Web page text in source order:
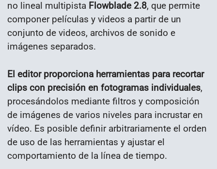
no lineal multipista Flowblade 2.8, que permite
componer películas y videos a partir de un
conjunto de videos, archivos de sonido e
imágenes separados.
El editor proporciona herramientas para recortar
clips con precisión en fotogramas individuales,
procesándolos mediante filtros y composición
de imágenes de varios niveles para incrustar en
vídeo. Es posible definir arbitrariamente el orden
de uso de las herramientas y ajustar el
comportamiento de la línea de tiempo.